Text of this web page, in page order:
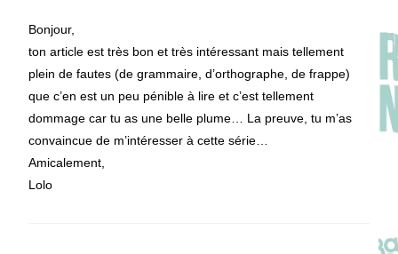
Bonjour,
ton article est très bon et très intéressant mais tellement
plein de fautes (de grammaire, d’orthographe, de frappe)
que c’en est un peu pénible à lire et c’est tellement
dommage car tu as une belle plume… La preuve, tu m’as
convaincue de m’intéresser à cette série…
Amicalement,
Lolo